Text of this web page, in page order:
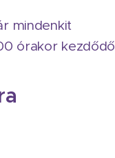
mindenkit
órakor kezdődő